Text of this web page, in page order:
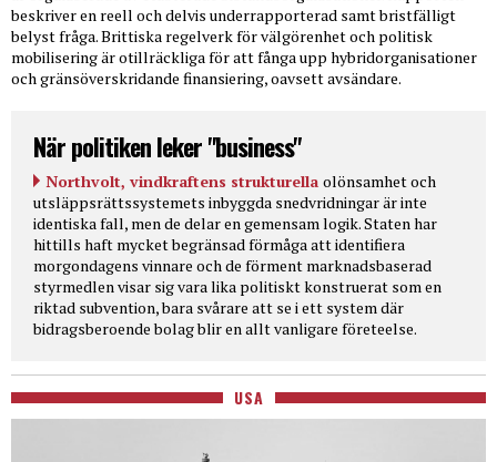
beskriver en reell och delvis underrapporterad samt bristfälligt
belyst fråga. Brittiska regelverk för välgörenhet och politisk
mobilisering är otillräckliga för att fånga upp hybridorganisationer
och gränsöverskridande finansiering, oavsett avsändare.
När politiken leker "business"
Northvolt, vindkraftens strukturella olönsamhet och
utsläppsrättssystemets inbyggda snedvridningar är inte
identiska fall, men de delar en gemensam logik. Staten har
hittills haft mycket begränsad förmåga att identifiera
morgondagens vinnare och de förment marknadsbaserad
styrmedlen visar sig vara lika politiskt konstruerat som en
riktad subvention, bara svårare att se i ett system där
bidragsberoende bolag blir en allt vanligare företeelse.
USA